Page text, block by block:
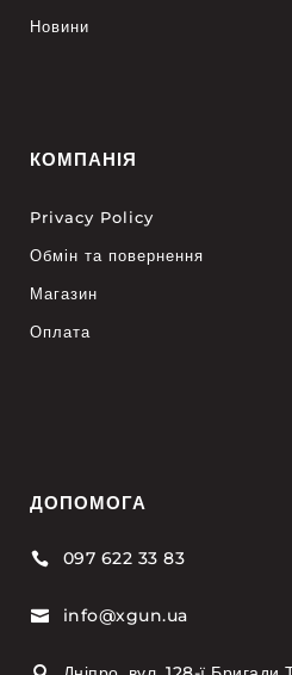
Новини
КОМПАНІЯ
Privacy Policy
Обмін та повернення
Магазин
Оплата
ДОПОМОГА
 097 622 33 83
 info@xgun.ua